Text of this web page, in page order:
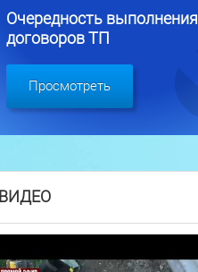
Очередность выполнения
договоров ТП
Просмотреть
ВИДЕО